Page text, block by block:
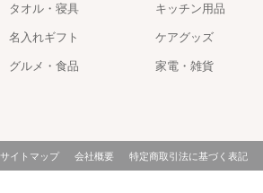
タオル・寝具
キッチン用品
名入れギフト
ケアグッズ
グルメ・食品
家電・雑貨
サイトマップ 会社概要 特定商取引法に基づく表記